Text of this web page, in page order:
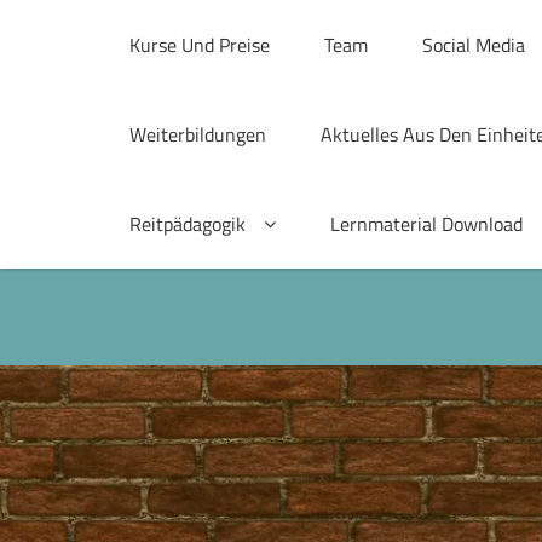
Kurse Und Preise Team Social Media
Weiterbildungen Aktuelles Aus Den
Reitpädagogik Lernmaterial Download